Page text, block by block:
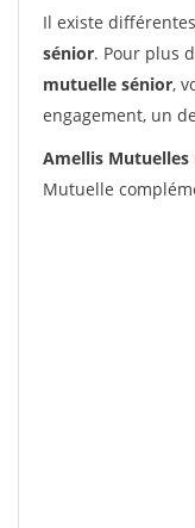
Il existe
sénior. Pour plus
mutuelle sénior,
engagement, un
Amellis Mutuelles
Mutuelle